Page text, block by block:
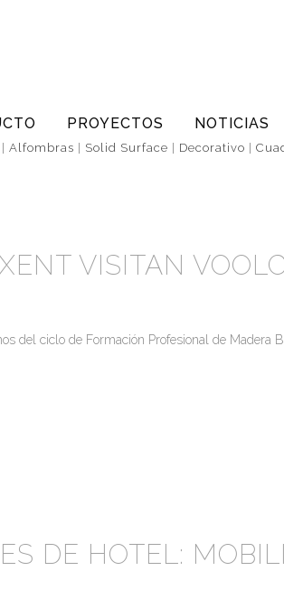
PROYECTOS NOTICIAS
Alfombras Solid Surface Decorativo
VISITAN
del ciclo de Formación Profesional de Madera
DE HOTEL: